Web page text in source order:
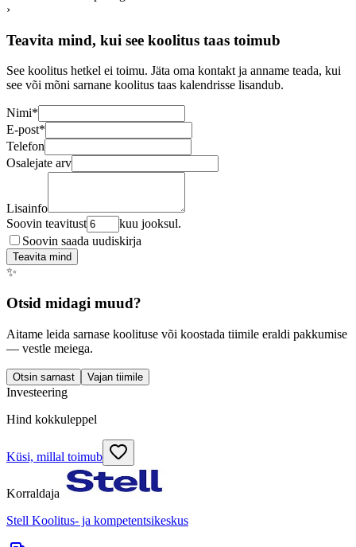
›
Teavita mind, kui see koolitus taas toimub
See koolitus hetkel ei toimu. Jäta oma kontakt ja anname teada, kui
see või mõni sarnane koolitus taas kalendrisse lisandub.
Nimi*
E-post*
Telefon
Osalejate arv
Lisainfo
Soovin teavitust
kuu jooksul.
Soovin saada uudiskirja
Teavita mind
✨
Otsid midagi muud?
Aitame leida sarnase koolituse või koostada tiimile eraldi pakkumise
— vestle meiega.
Otsin sarnast Vajan tiimile
Investeering
Hind kokkuleppel
Küsi, millal toimub
Korraldaja
Stell Koolitus- ja kompetentsikeskus